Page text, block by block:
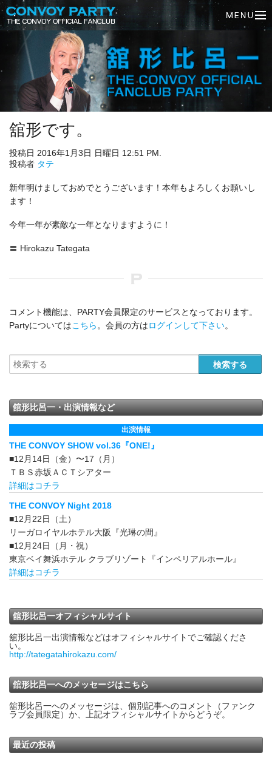
舘形です。
投稿日 2016年1月3日 日曜日 12:51 PM.
投稿者 タテ
新年明けましておめでとうございます！本年もよろしくお願いし
ます！
今年一年が素敵な一年となりますように！
〓 Hirokazu Tategata
コメント機能は、PARTY会員限定のサービスとなっております。
Partyについてはこちら 。会員の方はログインして下さい。
舘形比呂一・出演情報など
出演情報
THE CONVOY SHOW vol.36『ONE!』
■12月14日（金）〜17（月）
ＴＢＳ赤坂ＡＣＴシアター
詳細はコチラ
THE CONVOY Night 2018
■12月22日（土）
リーガロイヤルホテル大阪『光琳の間』
■12月24日（月・祝）
東京ベイ舞浜ホテル クラブリゾート『インペリアルホール』
詳細はコチラ
舘形比呂一オフィシャルサイト
舘形比呂一出演情報などはオフィシャルサイトでご確認くださ
い。
http://tategatahirokazu.com/
舘形比呂一へのメッセージはこちら
舘形比呂一へのメッセージは、個別記事へのコメント（ファンク
ラブ会員限定）か、上記オフィシャルサイトからどうぞ。
最近の投稿